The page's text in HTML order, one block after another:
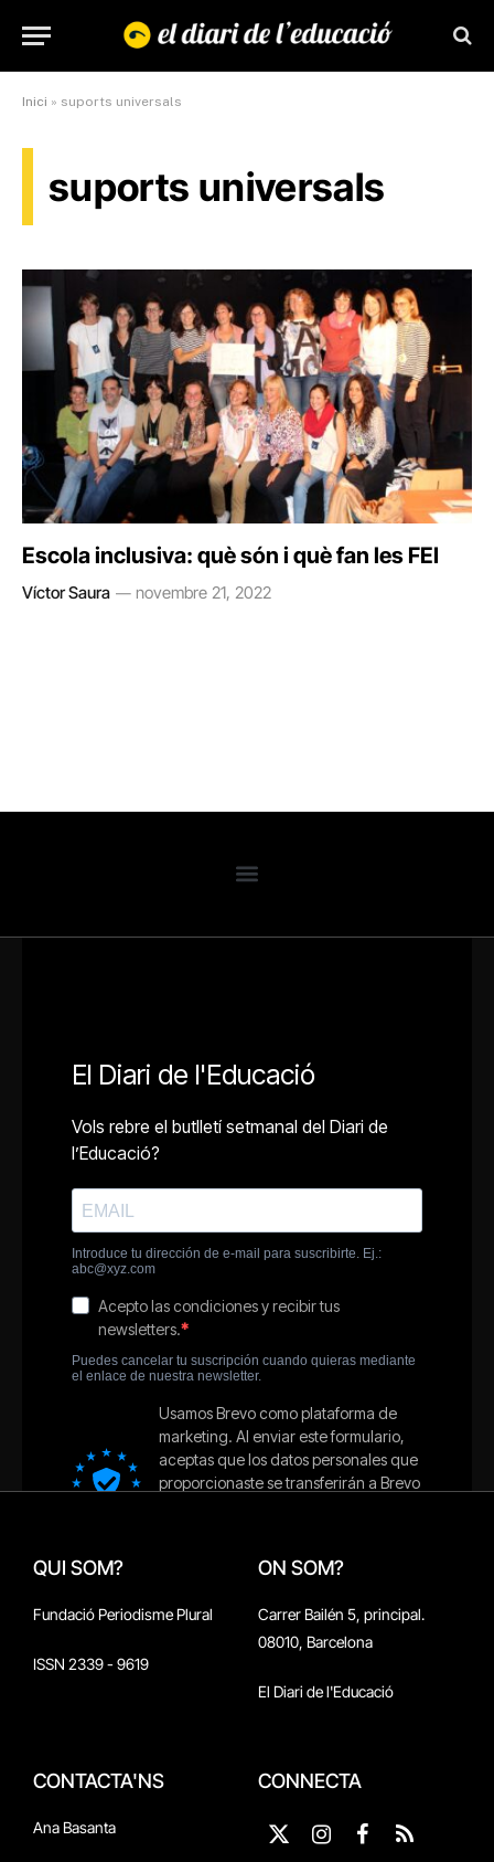
Inici » suports universals
suports universals
Escola inclusiva: què són i què fan les FEI
Víctor Saura novembre 21, 2022
QUI SOM?
Fundació Periodisme Plural
ISSN 2339 - 9619
ON SOM?
Carrer Bailén 5, principal.
08010, Barcelona
El Diari de l'Educació
CONTACTA'NS
Ana Basanta
CONNECTA
X
Instagram
Facebook
RSS